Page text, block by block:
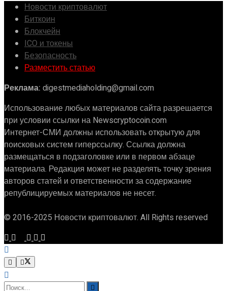
Новости криптовалют
Биткоин
Блокчейн
ICO и токены
Безопасность
Разместить статью
Реклама: digestmediaholding@gmail.com
Использование любых материалов сайта разрешается
при условии ссылки на Newscryptocoin.com
Интернет-СМИ должны использовать открытую для
поисковых систем гиперссылку. Ссылка должна
размещаться в подзаголовке или в первом абзаце
материала. Редакция может не разделять точку зрения
авторов статей и ответственности за содержание
републицируемых материалов не несет.
© 2016-2025 Новости криптовалют. All Rights reserved